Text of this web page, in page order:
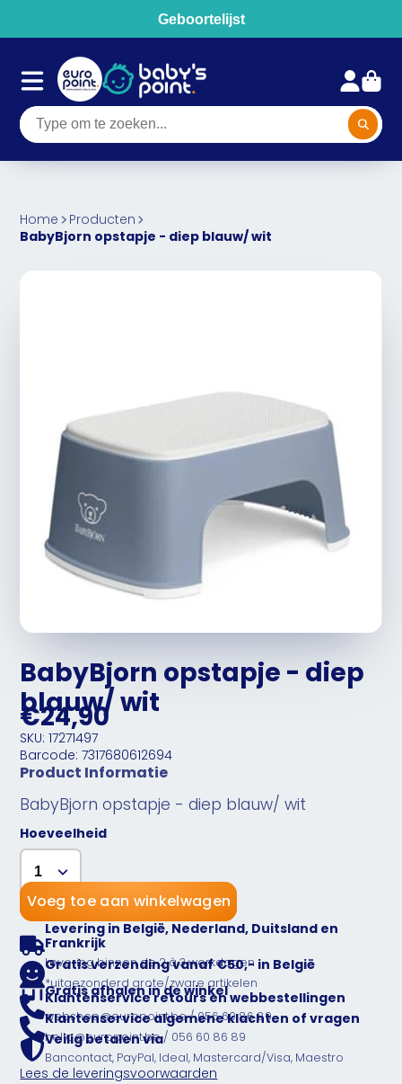
Geboortelijst
Home
Producten
BabyBjorn opstapje - diep blauw/ wit
BabyBjorn opstapje - diep
blauw/ wit
€24,90
SKU: 17271497
Barcode: 7317680612694
Product Informatie
BabyBjorn opstapje - diep blauw/ wit
Hoeveelheid
Voeg toe aan winkelwagen
Levering in België, Nederland, Duitsland en
Frankrijk
Levering binnen de 2 à 3 werkdagen
Gratis verzending vanaf €50,- in België
*uitgezonderd grote/zware artikelen
Gratis afhalen in de winkel
Klantenservice retours en webbestellingen
webshop@europoint.be / 056 60 86 89
Klantenservice algemene klachten of vragen
hello@europoint.be / 056 60 86 89
Veilig betalen via
Bancontact, PayPal, Ideal, Mastercard/Visa, Maestro
Lees de leveringsvoorwaarden